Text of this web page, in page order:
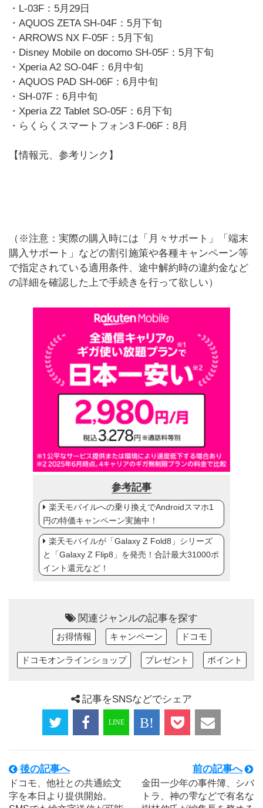
・L-03F：5月29日
・AQUOS ZETA SH-04F：5月下旬
・ARROWS NX F-05F：5月下旬
・Disney Mobile on docomo SH-05F：5月下旬
・Xperia A2 SO-04F：6月中旬
・AQUOS PAD SH-06F：6月中旬
・SH-07F：6月中旬
・Xperia Z2 Tablet SO-05F：6月下旬
・らくらくスマートフォン3 F-06F：8月
【情報元、参考リンク】
（※注意：実際の購入時には「月々サポート」「端末
購入サポート」などの割引施策や各種キャンペーン等
で指定されている適用条件、途中解約時の違約金など
の詳細を確認した上で手続きを行って欲しい）
参考記事
楽天モバイルへの乗り換えでAndroidスマホ1
円の特価キャンペーン実施中！
楽天モバイルが「Galaxy Z Fold8」シリーズ
と「Galaxy Z Flip8」を発売！合計最大31000ポ
イント還元など！
関連ジャンルの記事を探す
お得情報 キャンペーン ドコモ
ドコモオンラインショップ プレゼント ポイント
記事をSNSなどでシェア
後の記事へ
ドコモ、他社との共通絵文
字を本日より提供開始。
前の記事へ
金田一少年の事件簿、シバ
トラ、神の雫などで有名な